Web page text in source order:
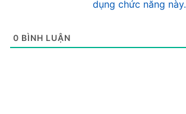
dụng chức năng này.
0 BÌNH LUẬN